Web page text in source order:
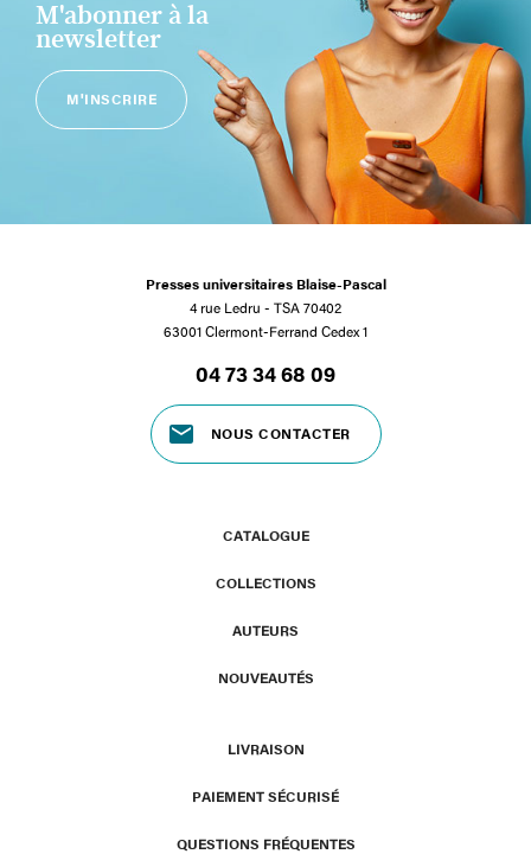
M'abonner à la
newsletter
M'INSCRIRE
Presses universitaires Blaise-Pascal
4 rue Ledru - TSA 70402
63001 Clermont-Ferrand Cedex 1
04 73 34 68 09
NOUS CONTACTER
CATALOGUE
COLLECTIONS
AUTEURS
NOUVEAUTÉS
LIVRAISON
PAIEMENT SÉCURISÉ
QUESTIONS FRÉQUENTES